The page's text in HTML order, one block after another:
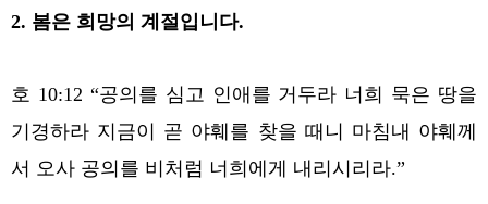
2. 봄은 희망의 계절입니다.
호 10:12 “공의를 심고 인애를 거두라 너희 묵은 땅을
기경하라 지금이 곧 야훼를 찾을 때니 마침내 야훼께
서 오사 공의를 비처럼 너희에게 내리시리라.”